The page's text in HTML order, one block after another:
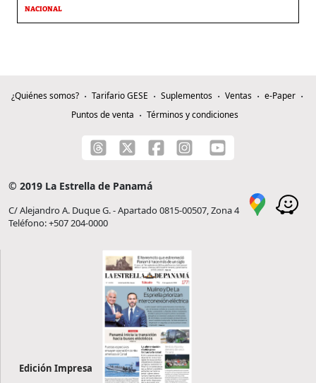
NACIONAL
¿Quiénes somos? Tarifario GESE Suplementos Ventas
e-Paper
Puntos de venta
Términos y condiciones
© 2019 La Estrella de Panamá
C/ Alejandro A. Duque G. - Apartado 0815-00507, Zona 4
Teléfono: +507 204-0000
Edición Impresa